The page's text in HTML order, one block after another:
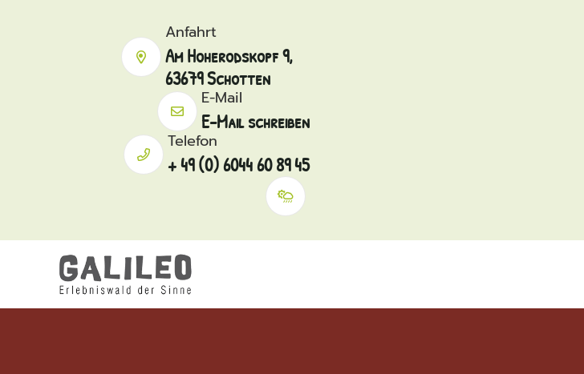
Am Hoherodskopf 9,
63679 Schotten
Anfahrt
E-Mail schreiben
E-Mail
+ 49 (0) 6044 60 89 45
Telefon